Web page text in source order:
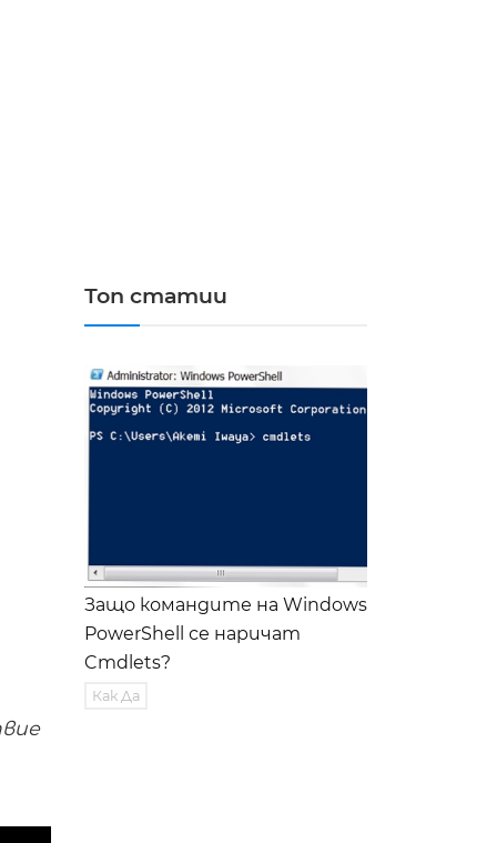
Топ статии
Защо командите на Windows
PowerShell се наричат ​​
Cmdlets?
Как Да